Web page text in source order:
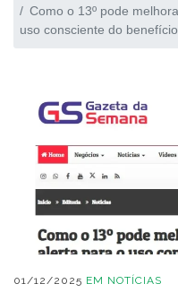
Como o 13º pode
uso consciente do benefício
01/12/2025 EM NOTÍCIAS